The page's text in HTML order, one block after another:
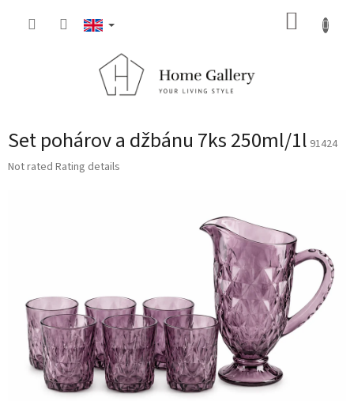
Set pohárov a džbánu 7ks 250ml/1l 91424
The
stars.
Not rated Rating details